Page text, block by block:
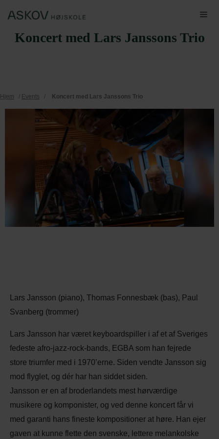
indholdKoncert med Lars Janssons Trio
Hjem / Events / Koncert med Lars Janssons Trio
Lars Jansson (piano), Thomas Fonnesbæk (bas), Paul
Svanberg (trommer)
Lars Jansson har været keyboardspiller i af et af Sveriges
fedeste afro-jazz-rock-bands, EGBA som han fejrede
store triumfer med i 1970’erne. Siden vendte Jansson sig
mod flyglet, og dér har han siddet siden.
Jansson er en af broderlandets mest hørværdige
musikere og komponister, og ved denne koncert får vi
med garanti hans fineste kompositioner at høre. Han ejer
gaven at kunne flette den svenske, lettere melankolske